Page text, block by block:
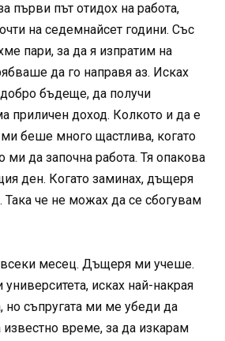
първи път отидох на работа,
на седемнайсет години. Със
пари, за да я изпратим на
да го направя аз. Исках
бъдеще, да получи
приличен доход. Колкото и да е
ми беше много щастлива, когато
ми да започна работа. Тя опакова
ден. Когато заминах, дъщеря
че не можах да се сбогувам
месец. Дъщеря ми учеше.
исках най-накрая
но съпругата ми ме убеди да
известно време, за да изкарам